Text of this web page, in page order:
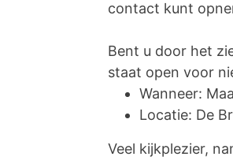
contact kunt
Bent u door het
staat open voor
Wanneer:
Locatie: De
Veel kijkplezier,